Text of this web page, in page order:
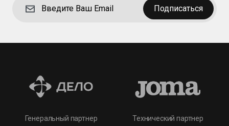
Подписаться
Генеральный партнер Технический партнер